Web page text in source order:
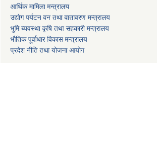
आर्थिक मामिला मन्त्रालय
उद्याेग पर्यटन वन तथा वातावरण मन्त्रालय
भुमि ब्यवस्था कृषि तथा सहकारी मन्त्रालय
भाैतिक पूर्वाधार विकास मन्त्रालय
प्रदेश नीति तथा योजना आयोग